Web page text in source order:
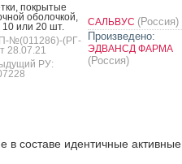
пок­ры­тые
обо­лоч­кой,
10 или 20 шт.
№(011286)-(РГ-
28.07.21
РУ:
САЛЬВУС (Россия)
Произведено:
ЭДВАНСД ФАРМА
(Россия)
составе идентичные активные